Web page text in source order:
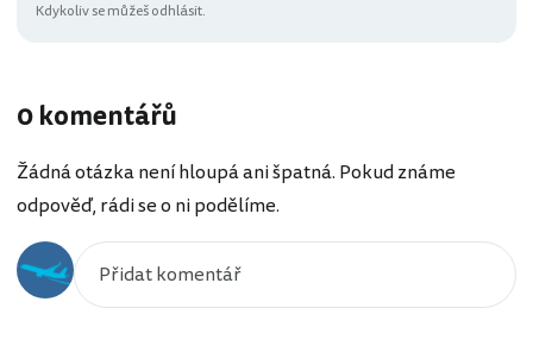
Kdykoliv se můžeš odhlásit.
0 komentářů
Žádná otázka není hloupá ani špatná. Pokud známe
odpověď, rádi se o ni podělíme.